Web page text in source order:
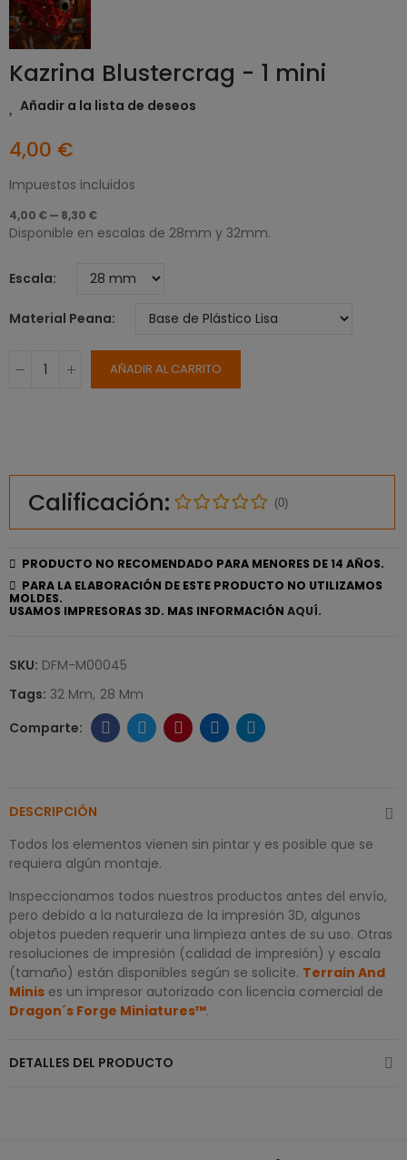
Kazrina Blustercrag - 1 mini
Añadir a la lista de deseos
4,00 €
Impuestos incluidos
4,00 € — 8,30 €
Disponible en escalas de 28mm y 32mm.
Escala
Material Peana
AÑADIR AL CARRITO
Calificación: (0)
PRODUCTO NO RECOMENDADO PARA MENORES DE 14 AÑOS.
PARA LA ELABORACIÓN DE ESTE PRODUCTO NO UTILIZAMOS
MOLDES.
USAMOS IMPRESORAS 3D. MAS INFORMACIÓN AQUÍ.
SKU: DFM-M00045
Tags: 32 Mm 28 Mm
DESCRIPCIÓN
Todos los elementos vienen sin pintar y es posible que se
requiera algún montaje.
Inspeccionamos todos nuestros productos antes del envío,
pero debido a la naturaleza de la impresión 3D, algunos
objetos pueden requerir una limpieza antes de su uso. Otras
resoluciones de impresión (calidad de impresión) y escala
(tamaño) están disponibles según se solicite. Terrain And
Minis es un impresor autorizado con licencia comercial de
Dragon´s Forge Miniatures™.
DETALLES DEL PRODUCTO